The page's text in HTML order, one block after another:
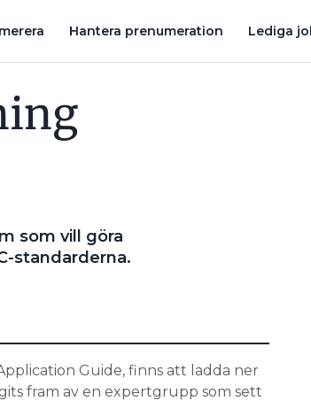
Hantera prenumeration Lediga
som vill göra
standarderna.
Guide, finns att ladda ner
fram av en expertgrupp som sett
Y-KOPPLINGEN” NYA BUDGETBRYTAREN